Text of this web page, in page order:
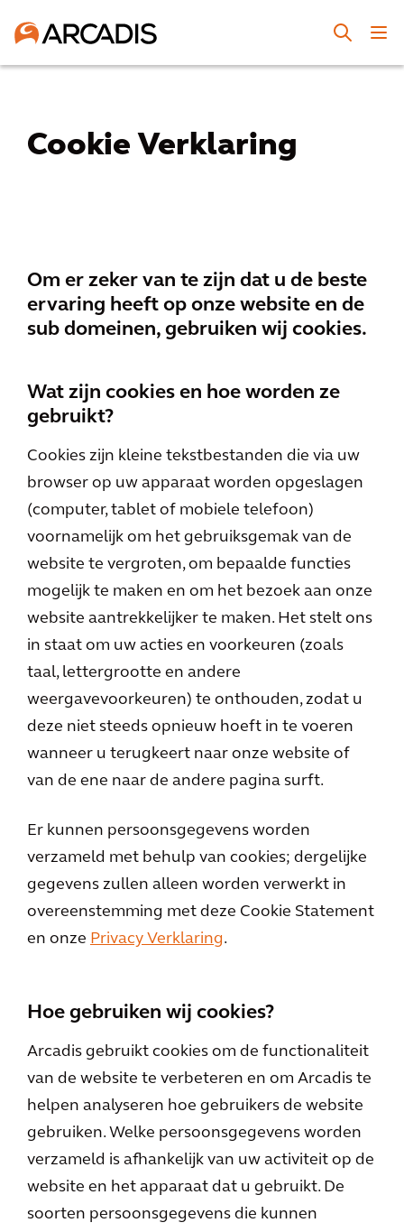
Cookie Verklaring
Om er zeker van te zijn dat u de beste
ervaring heeft op onze website en de
sub domeinen, gebruiken wij cookies.
Wat zijn cookies en hoe worden ze
gebruikt?
Cookies zijn kleine tekstbestanden die via uw
browser op uw apparaat worden opgeslagen
(computer, tablet of mobiele telefoon)
voornamelijk om het gebruiksgemak van de
website te vergroten, om bepaalde functies
mogelijk te maken en om het bezoek aan onze
website aantrekkelijker te maken. Het stelt ons
in staat om uw acties en voorkeuren (zoals
taal, lettergrootte en andere
weergavevoorkeuren) te onthouden, zodat u
deze niet steeds opnieuw hoeft in te voeren
wanneer u terugkeert naar onze website of
van de ene naar de andere pagina surft.
Er kunnen persoonsgegevens worden
verzameld met behulp van cookies; dergelijke
gegevens zullen alleen worden verwerkt in
overeenstemming met deze Cookie Statement
en onze Privacy Verklaring.
Hoe gebruiken wij cookies?
Arcadis gebruikt cookies om de functionaliteit
van de website te verbeteren en om Arcadis te
helpen analyseren hoe gebruikers de website
gebruiken. Welke persoonsgegevens worden
verzameld is afhankelijk van uw activiteit op de
website en het apparaat dat u gebruikt. De
soorten persoonsgegevens die kunnen